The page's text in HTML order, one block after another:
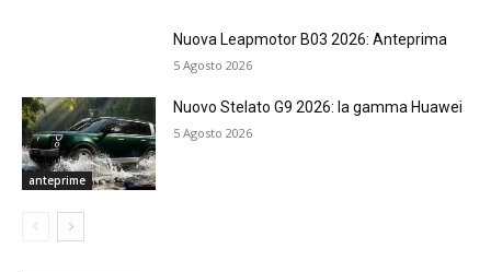
Nuova Leapmotor B03 2026: Anteprima
5 Agosto 2026
anteprime
Nuovo Stelato G9 2026: la gamma Huawei
5 Agosto 2026